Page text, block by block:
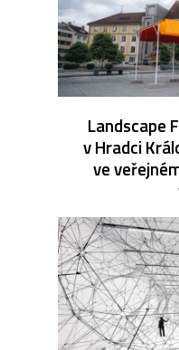
Landscape
v Hradci
ve